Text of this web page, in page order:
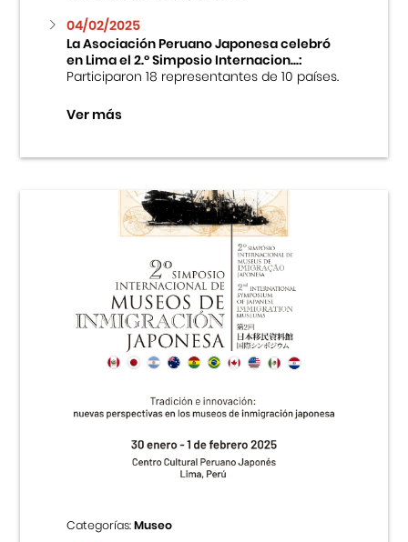
04/02/2025
La Asociación Peruano Japonesa celebró
en Lima el 2.º Simposio Internacion...:
Participaron 18 representantes de 10 países.
Ver más
Categorías:Museo